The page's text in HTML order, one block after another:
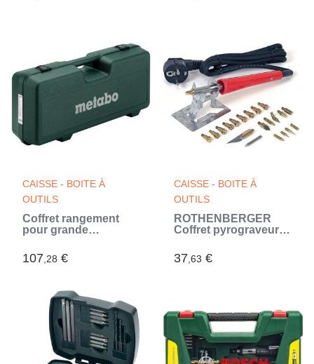
CAISSE - BOITE À
OUTILS
Coffret rangement
pour grande
Accessoires
meuleuse (Vert)
107,28 €
CAISSE - BOITE À
OUTILS
ROTHENBERGER
Coffret pyrograveur
(Rouge)
37,63 €